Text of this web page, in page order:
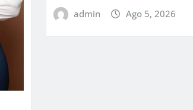
admin Ago 5, 2026